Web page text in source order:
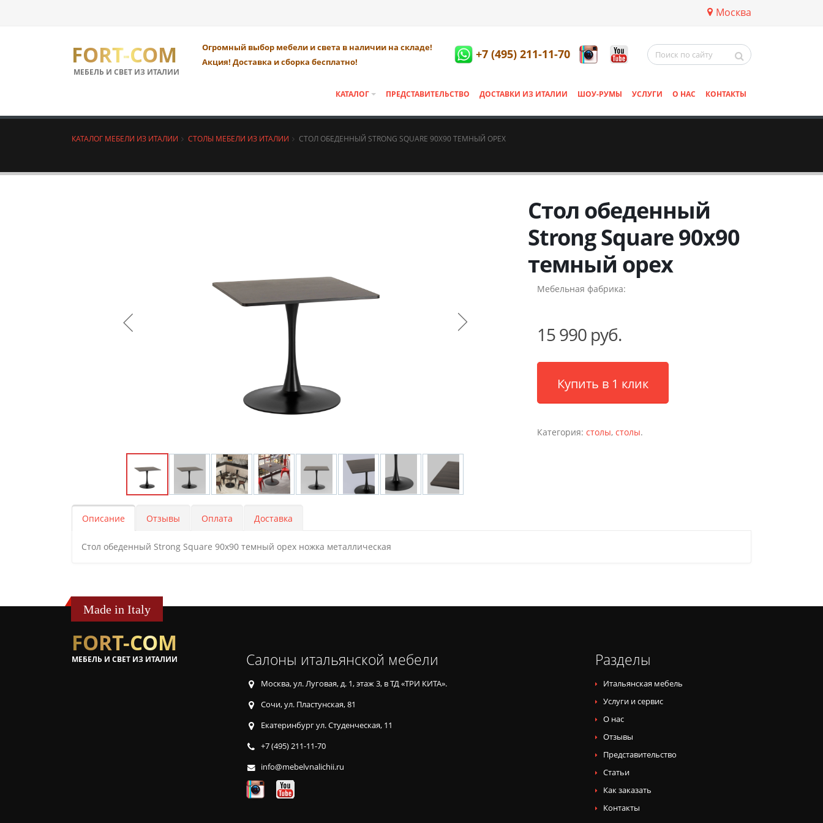
Москва
FORT-COM
МЕБЕЛЬ И СВЕТ ИЗ ИТАЛИИ
Огромный выбор мебели и света в наличии на складе!
Акция! Доставка и сборка бесплатно!
+7 (495) 211-11-70
КАТАЛОГ ПРЕДСТАВИТЕЛЬСТВО ДОСТАВКИ ИЗ ИТАЛИИ ШОУ-РУМЫ УСЛУГИ О НАС КОНТАКТЫ
КАТАЛОГ МЕБЕЛИ ИЗ ИТАЛИИ СТОЛЫ МЕБЕЛИ ИЗ ИТАЛИИ СТОЛ ОБЕДЕННЫЙ STRONG SQUARE 90Х90 ТЕМНЫЙ ОРЕХ
Стол обеденный
Strong Square 90х90
темный орех
Мебельная фабрика:
15 990 руб.
Купить в 1 клик
Категория: столы, столы.
Описание Отзывы Оплата Доставка
Стол обеденный Strong Square 90х90 темный орех ножка металлическая
Made in Italy
FORT-COM
МЕБЕЛЬ И СВЕТ ИЗ ИТАЛИИ Салоны итальянской мебели
Москва, ул. Луговая, д. 1, этаж 3, в ТД «ТРИ КИТА».
Сочи, ул. Пластунская, 81
Екатеринбург ул. Студенческая, 11
+7 (495) 211-11-70
info@mebelvnalichii.ru
Разделы
Итальянская мебель
Услуги и сервис
О нас
Отзывы
Представительство
Статьи
Как заказать
Контакты